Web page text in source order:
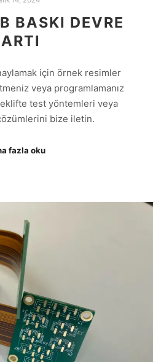
BASKI DEVRE
için örnek resimler
veya programlamanız
test yöntemleri veya
bize iletin.
fazla oku